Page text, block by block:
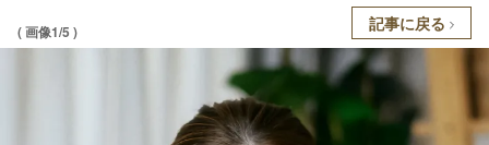
( 画像1/5 ) 記事に戻る